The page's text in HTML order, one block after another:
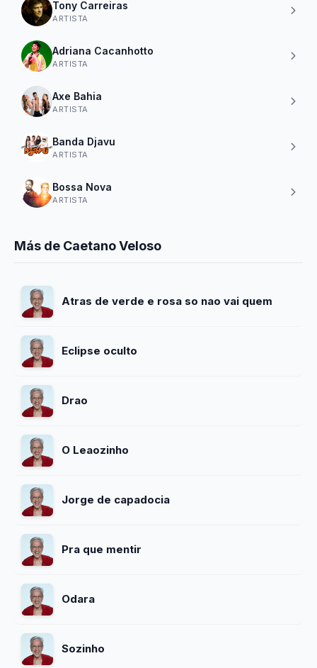
Tony Carreiras
ARTISTA
Adriana Cacanhotto
ARTISTA
Axe Bahia
ARTISTA
Banda Djavu
ARTISTA
Bossa Nova
ARTISTA
Más de Caetano Veloso
Atras de verde e rosa so nao vai quem
Eclipse oculto
Drao
O Leaozinho
Jorge de capadocia
Pra que mentir
Odara
Sozinho